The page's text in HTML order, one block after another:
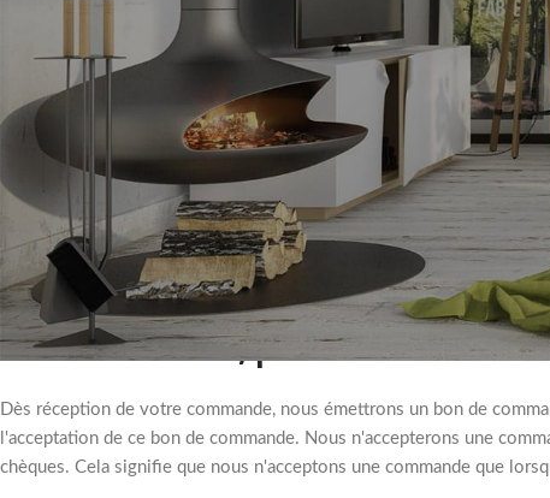
1. Photos, images
Les photos et images utilisées sur le site web peuvent différer de
2. Les prix
Les prix indiqués sur le site web sont des prix indicatifs. Ils sont
réserve d'éventuelles erreurs d'impression. Les prix s'entendent TVA
recupel sont utilisés tels que prescrits sur le site Internet de la
3. Commande, paiement
Dès réception de votre commande, nous émettrons un bon de
l'acceptation de ce bon de commande. Nous n'accepterons une
chèques. Cela signifie que nous n'acceptons une commande que